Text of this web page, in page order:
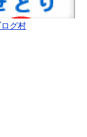
グ村